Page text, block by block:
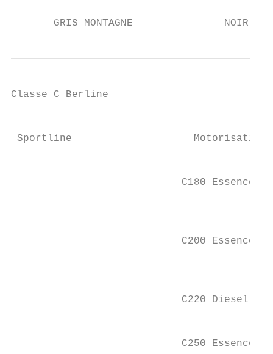
GRIS MONTAGNE               NOIR
Classe C Berline
Sportline
C180 Essence
C200 Essence
C220 Diesel
C250 Essence